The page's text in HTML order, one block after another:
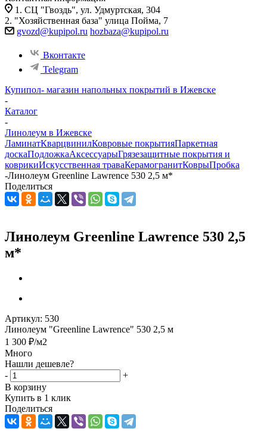
1. СЦ "Гвоздь", ул. Удмуртская, 304
2. "Хозяйственная база" улица Пойма, 7
gvozd@kupipol.ru hozbaza@kupipol.ru
Вконтакте
Telegram
Купипол- магазин напольных покрытий в Ижевске
-
Каталог
-
Линолеум в Ижевске
ЛаминатКварцвинилКовровые покрытияПаркетная
доскаПодложкаАксессуарыГрязезащитные покрытия и
коврикиИскусственная траваКерамогранитКоврыПробка
-Линолеум Greenline Lawrence 530 2,5 м*
Поделиться
Линолеум Greenline Lawrence 530 2,5
м*
Артикул: 530
Линолеум "Greenline Lawrence" 530 2,5 м
1 300 ₽/м2
Много
Нашли дешевле?
-
+
В корзину
Купить в 1 клик
Поделиться